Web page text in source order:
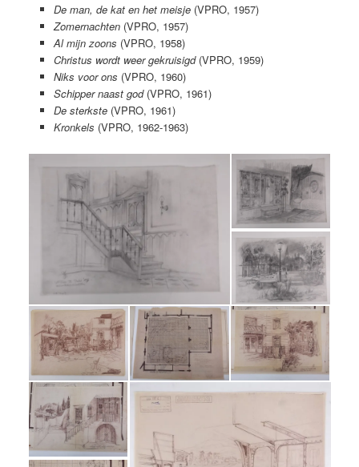
De man, de kat en het meisje(VPRO, 1957)
Zomernachten(VPRO, 1957)
Al mijn zoons (VPRO, 1958)
Christus wordt weer gekruisigd(VPRO, 1959)
Niks voor ons (VPRO, 1960)
Schipper naast god(VPRO, 1961)
De sterkste(VPRO, 1961)
Kronkels (VPRO, 1962-1963)